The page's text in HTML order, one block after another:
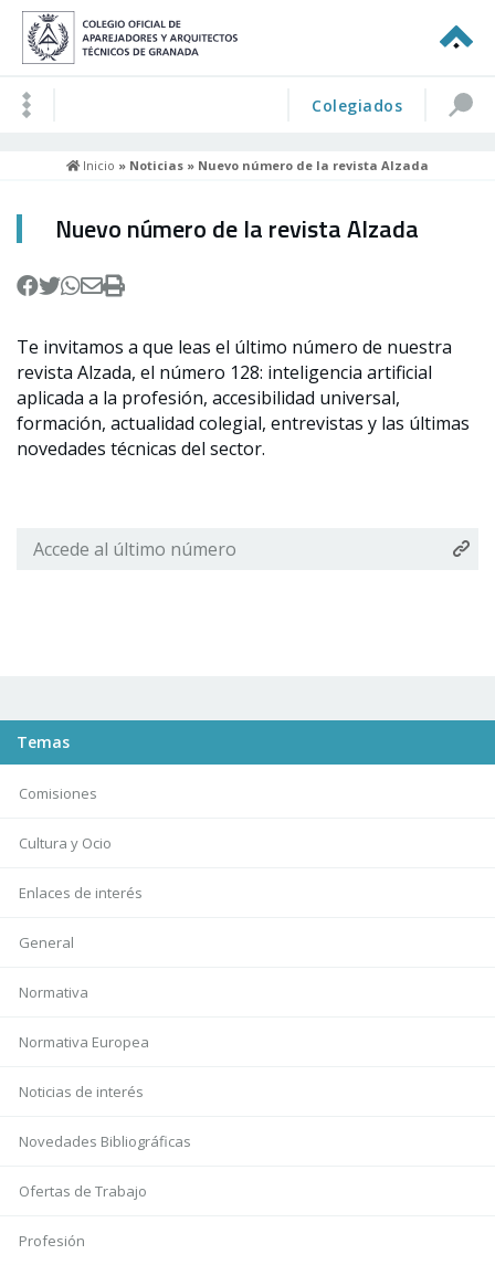
Colegiados
Inicio » Noticias » Nuevo número de la revista Alzada
Nuevo número de la revista Alzada
Te invitamos a que leas el último número de nuestra
revista Alzada, el número 128: inteligencia artificial
aplicada a la profesión, accesibilidad universal,
formación, actualidad colegial, entrevistas y las últimas
novedades técnicas del sector.
Accede al último número
Temas
Comisiones
Cultura y Ocio
Enlaces de interés
General
Normativa
Normativa Europea
Noticias de interés
Novedades Bibliográficas
Ofertas de Trabajo
Profesión